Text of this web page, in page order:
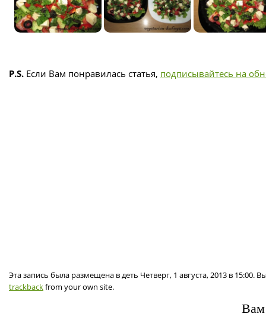
P.S. Если Вам понравилась статья, подписывайтесь на
Эта запись была размещена в деть Четверг, 1 августа, 2013 в
trackbackfrom your own site.
Вам